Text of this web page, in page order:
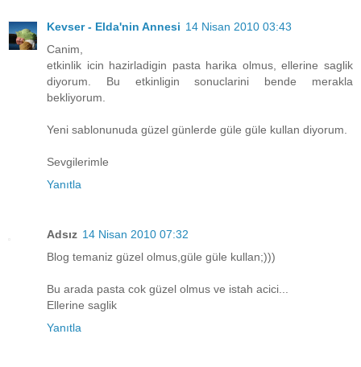
Kevser - Elda'nin Annesi 14 Nisan 2010 03:43
Canim,
etkinlik icin hazirladigin pasta harika olmus, ellerine saglik
diyorum. Bu etkinligin sonuclarini bende merakla
bekliyorum.
Yeni sablonunuda güzel günlerde güle güle kullan diyorum.
Sevgilerimle
Yanıtla
Adsız 14 Nisan 2010 07:32
Blog temaniz güzel olmus,güle güle kullan;)))
Bu arada pasta cok güzel olmus ve istah acici...
Ellerine saglik
Yanıtla